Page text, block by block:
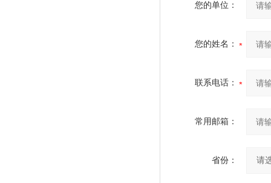
您的单位：
您的姓名：
联系电话：
常用邮箱：
省份：